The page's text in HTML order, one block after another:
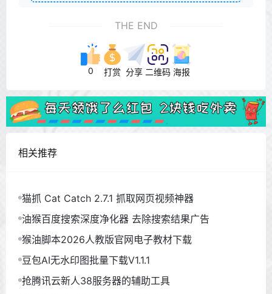
THE END
0 打赏 分享 二维码 海报
相关推荐
猫抓 Cat Catch 2.7.1 抓取网页视频神器
油猴百度搜索深度净化器 去除搜索结果广告
猴油脚本2026人教版官网电子教材下载
豆包AI无水印图批量下载V1.1.1
抢腾讯云新人38服务器的辅助工具